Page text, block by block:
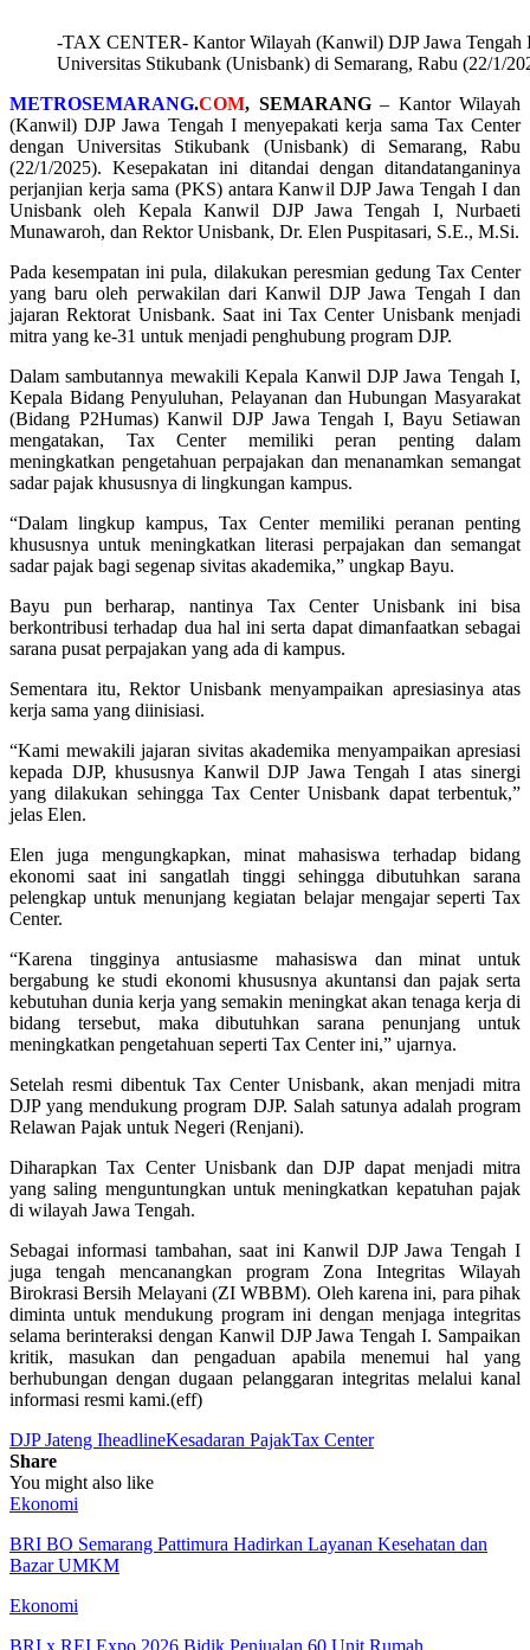
-TAX CENTER- Kantor Wilayah (Kanwil) DJP Jawa Tengah
Universitas Stikubank (Unisbank) di Semarang, Rabu (22/1/
METROSEMARANG.COM, SEMARANG– Kantor Wilayah
(Kanwil) DJP Jawa Tengah I menyepakati kerja sama Tax Center
dengan Universitas Stikubank (Unisbank) di Semarang, Rabu
(22/1/2025). Kesepakatan ini ditandai dengan ditandatanganinya
perjanjian kerja sama (PKS) antara Kanwil DJP Jawa Tengah I dan
Unisbank oleh Kepala Kanwil DJP Jawa Tengah I, Nurbaeti
Munawaroh, dan Rektor Unisbank, Dr. Elen Puspitasari, S.E., M.Si.
Pada kesempatan ini pula, dilakukan peresmian gedung Tax Center
yang baru oleh perwakilan dari Kanwil DJP Jawa Tengah I dan
jajaran Rektorat Unisbank. Saat ini Tax Center Unisbank menjadi
mitra yang ke-31 untuk menjadi penghubung program DJP.
Dalam sambutannya mewakili Kepala Kanwil DJP Jawa Tengah I,
Kepala Bidang Penyuluhan, Pelayanan dan Hubungan Masyarakat
(Bidang P2Humas) Kanwil DJP Jawa Tengah I, Bayu Setiawan
mengatakan, Tax Center memiliki peran penting dalam
meningkatkan pengetahuan perpajakan dan menanamkan semangat
sadar pajak khususnya di lingkungan kampus.
“Dalam lingkup kampus, Tax Center memiliki peranan penting
khususnya untuk meningkatkan literasi perpajakan dan semangat
sadar pajak bagi segenap sivitas akademika,” ungkap Bayu.
Bayu pun berharap, nantinya Tax Center Unisbank ini bisa
berkontribusi terhadap dua hal ini serta dapat dimanfaatkan sebagai
sarana pusat perpajakan yang ada di kampus.
Sementara itu, Rektor Unisbank menyampaikan apresiasinya atas
kerja sama yang diinisiasi.
“Kami mewakili jajaran sivitas akademika menyampaikan apresiasi
kepada DJP, khususnya Kanwil DJP Jawa Tengah I atas sinergi
yang dilakukan sehingga Tax Center Unisbank dapat terbentuk,”
jelas Elen.
Elen juga mengungkapkan, minat mahasiswa terhadap bidang
ekonomi saat ini sangatlah tinggi sehingga dibutuhkan sarana
pelengkap untuk menunjang kegiatan belajar mengajar seperti Tax
Center.
“Karena tingginya antusiasme mahasiswa dan minat untuk
bergabung ke studi ekonomi khususnya akuntansi dan pajak serta
kebutuhan dunia kerja yang semakin meningkat akan tenaga kerja di
bidang tersebut, maka dibutuhkan sarana penunjang untuk
meningkatkan pengetahuan seperti Tax Center ini,” ujarnya.
Setelah resmi dibentuk Tax Center Unisbank, akan menjadi mitra
DJP yang mendukung program DJP. Salah satunya adalah program
Relawan Pajak untuk Negeri (Renjani).
Diharapkan Tax Center Unisbank dan DJP dapat menjadi mitra
yang saling menguntungkan untuk meningkatkan kepatuhan pajak
di wilayah Jawa Tengah.
Sebagai informasi tambahan, saat ini Kanwil DJP Jawa Tengah I
juga tengah mencanangkan program Zona Integritas Wilayah
Birokrasi Bersih Melayani (ZI WBBM). Oleh karena ini, para pihak
diminta untuk mendukung program ini dengan menjaga integritas
selama berinteraksi dengan Kanwil DJP Jawa Tengah I. Sampaikan
kritik, masukan dan pengaduan apabila menemui hal yang
berhubungan dengan dugaan pelanggaran integritas melalui kanal
informasi resmi kami.(eff)
DJP Jateng IheadlineKesadaran PajakTax Center
Share
You might also like
Ekonomi
BRI BO Semarang Pattimura Hadirkan Layanan Kesehatan dan
Bazar UMKM
Ekonomi
BRI x REI Expo 2026 Bidik Penjualan 60 Unit Rumah